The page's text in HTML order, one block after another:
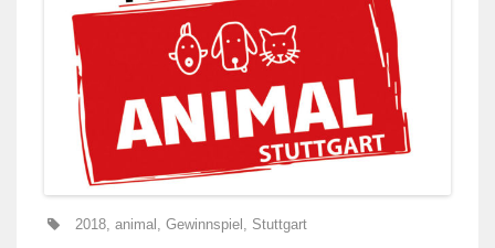
2018, animal , Gewinnspiel , Stuttgart